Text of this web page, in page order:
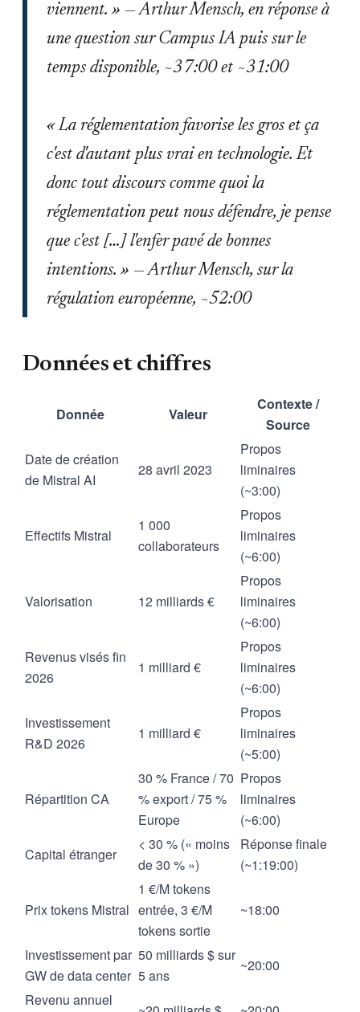
viennent. » — Arthur Mensch, en réponse à
une question sur Campus IA puis sur le
temps disponible, ~37:00 et ~31:00
« La réglementation favorise les gros et ça
c'est d'autant plus vrai en technologie. Et
donc tout discours comme quoi la
réglementation peut nous défendre, je pense
que c'est […] l'enfer pavé de bonnes
intentions. » — Arthur Mensch, sur la
régulation européenne, ~52:00
Données et chiffres
Donnée Valeur
Contexte /
Source
Date de création
de Mistral AI
28 avril 2023
Propos
liminaires
(~3:00)
Effectifs Mistral
1 000
collaborateurs
Propos
liminaires
(~6:00)
Valorisation 12 milliards €
Propos
liminaires
(~6:00)
Revenus visés fin
2026
1 milliard €
Propos
liminaires
(~6:00)
Investissement
R&D 2026
1 milliard €
Propos
liminaires
(~5:00)
Répartition CA
30 % France / 70
% export / 75 %
Europe
Propos
liminaires
(~6:00)
Capital étranger
< 30 % (« moins
de 30 % »)
Réponse finale
(~1:19:00)
Prix tokens Mistral
1 €/M tokens
entrée, 3 €/M
tokens sortie
~18:00
Investissement par
GW de data center
50 milliards $ sur
5 ans
~20:00
Revenu annuel